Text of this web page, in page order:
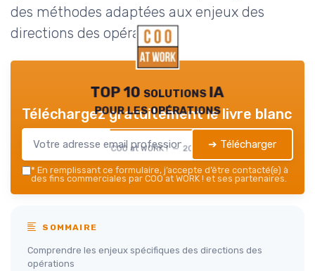
des méthodes adaptées aux enjeux des
directions des opérations.
TOP 10 solutions IA
pour les opérations
COO at WORK ! — 2026
Téléchargez gratuitement le livre blanc
➔ Télécharger
* En remplissant ce formulaire, j’accepte d’être contacté(e) à
des fins commerciales par COO at WORK ! et ses partenaires.
SOMMAIRE
Comprendre les enjeux spécifiques des directions des
opérations